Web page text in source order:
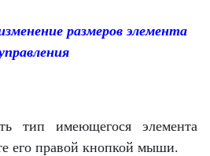
размеров элемента
тип имеющегося элемента
его правой кнопкой мыши.